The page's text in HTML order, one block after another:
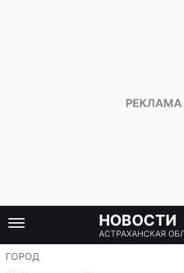
НОВОСТИ
АСТРАХАНСКАЯ
ГОРОД